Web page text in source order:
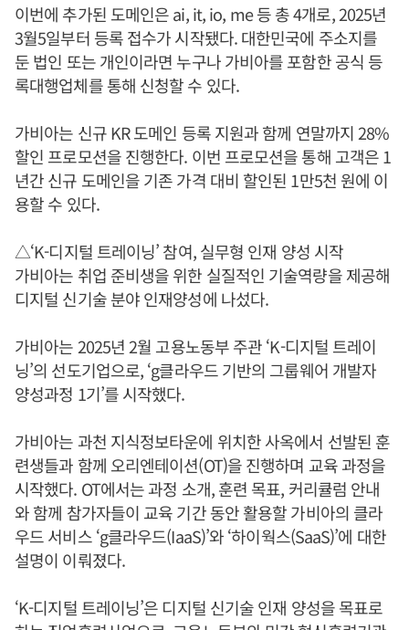
이번에 추가된 도메인은 ai, it, io, me 등 총 4개로, 2025년
3월5일부터 등록 접수가 시작됐다. 대한민국에 주소지를
둔 법인 또는 개인이라면 누구나 가비아를 포함한 공식 등
록대행업체를 통해 신청할 수 있다.
가비아는 신규 KR 도메인 등록 지원과 함께 연말까지 28%
할인 프로모션을 진행한다. 이번 프로모션을 통해 고객은 1
년간 신규 도메인을 기존 가격 대비 할인된 1만5천 원에 이
용할 수 있다.
△‘K-디지털 트레이닝’ 참여, 실무형 인재 양성 시작
가비아는 취업 준비생을 위한 실질적인 기술역량을 제공해
디지털 신기술 분야 인재양성에 나섰다.
가비아는 2025년 2월 고용노동부 주관 ‘K-디지털 트레이
닝’의 선도기업으로, ‘g클라우드 기반의 그룹웨어 개발자
양성과정 1기’를 시작했다.
가비아는 과천 지식정보타운에 위치한 사옥에서 선발된 훈
련생들과 함께 오리엔테이션(OT)을 진행하며 교육 과정을
시작했다. OT에서는 과정 소개, 훈련 목표, 커리큘럼 안내
와 함께 참가자들이 교육 기간 동안 활용할 가비아의 클라
우드 서비스 ‘g클라우드(IaaS)’와 ‘하이웍스(SaaS)’에 대한
설명이 이뤄졌다.
‘K-디지털 트레이닝’은 디지털 신기술 인재 양성을 목표로